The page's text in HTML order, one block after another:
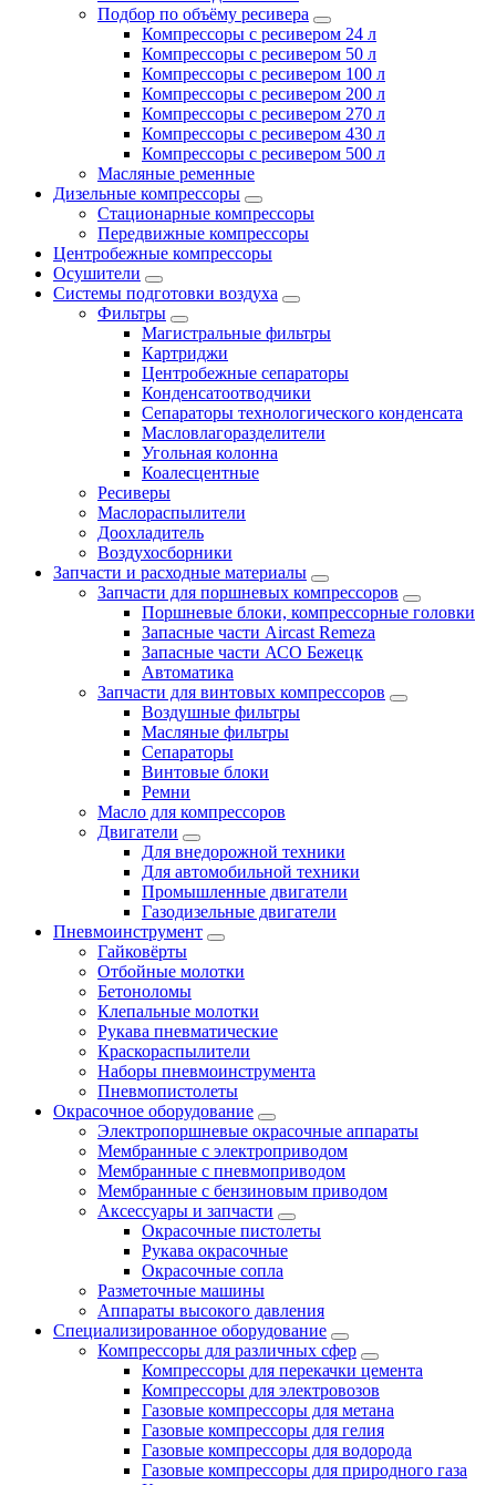
Подбор по объёму ресивера
Компрессоры с ресивером 24 л
Компрессоры с ресивером 50 л
Компрессоры с ресивером 100 л
Компрессоры с ресивером 200 л
Компрессоры с ресивером 270 л
Компрессоры с ресивером 430 л
Компрессоры с ресивером 500 л
Масляные ременные
Дизельные компрессоры
Стационарные компрессоры
Передвижные компрессоры
Центробежные компрессоры
Осушители
Системы подготовки воздуха
Фильтры
Магистральные фильтры
Картриджи
Центробежные сепараторы
Конденсатоотводчики
Сепараторы технологического конденсата
Масловлагоразделители
Угольная колонна
Коалесцентные
Ресиверы
Маслораспылители
Доохладитель
Воздухосборники
Запчасти и расходные материалы
Запчасти для поршневых компрессоров
Поршневые блоки, компрессорные головки
Запасные части Aircast Remeza
Запасные части АСО Бежецк
Автоматика
Запчасти для винтовых компрессоров
Воздушные фильтры
Масляные фильтры
Сепараторы
Винтовые блоки
Ремни
Масло для компрессоров
Двигатели
Для внедорожной техники
Для автомобильной техники
Промышленные двигатели
Газодизельные двигатели
Пневмоинструмент
Гайковёрты
Отбойные молотки
Бетоноломы
Клепальные молотки
Рукава пневматические
Краскораспылители
Наборы пневмоинструмента
Пневмопистолеты
Окрасочное оборудование
Электропоршневые окрасочные аппараты
Мембранные с электроприводом
Мембранные с пневмоприводом
Мембранные с бензиновым приводом
Аксессуары и запчасти
Окрасочные пистолеты
Рукава окрасочные
Окрасочные сопла
Разметочные машины
Аппараты высокого давления
Специализированное оборудование
Компрессоры для различных сфер
Компрессоры для перекачки цемента
Компрессоры для электровозов
Газовые компрессоры для метана
Газовые компрессоры для гелия
Газовые компрессоры для водорода
Газовые компрессоры для природного газа